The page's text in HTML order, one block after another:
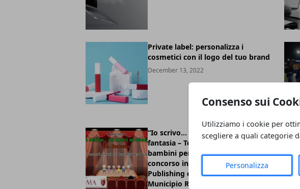
Consenso sui
Utilizziamo i cookie per
scegliere a quali categorie
Personalizza
Private label: personalizza i
cosmetici con il logo del tuo brand
December 13, 2022
“Io scrivo… tu metti in scena… la
fantasia – Testi teatrali scritti dai
bambini per i bambini”, al via il
concorso indetto da AG Book
Publishing con il patrocinio del
Municipio Roma XI